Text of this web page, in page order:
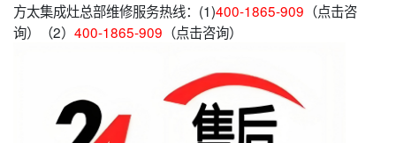
方太集成灶总部维修服务热线：(1)400-1865-909 （点击咨
询）（2） 400-1865-909 （点击咨询）